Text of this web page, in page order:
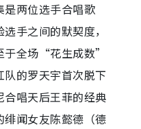
两位选手合唱歌
手之间的默契度，
于全场“花生成数”
的罗天宇首次脱下
唱天后王菲的经典
闻女友陈懿德（德